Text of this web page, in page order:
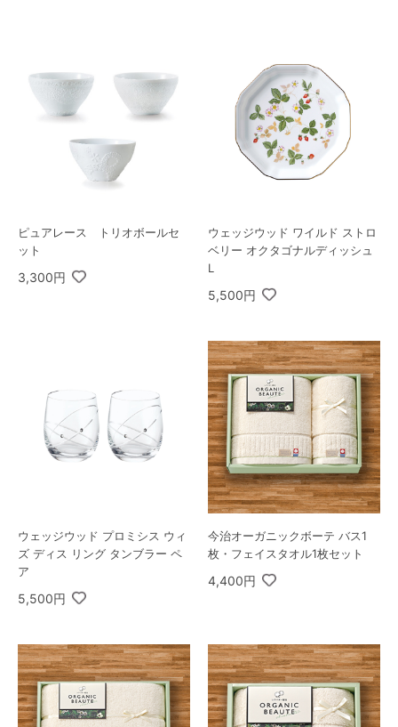
ピュアレース トリオボールセ
ット
3,300円
ウェッジウッド ワイルド ストロ
ベリー オクタゴナルディッシュ
L
5,500円
ウェッジウッド プロミシス ウィ
ズ ディス リング タンブラー ペ
ア
5,500円
今治オーガニックボーテ バス1
枚・フェイスタオル1枚セット
4,400円